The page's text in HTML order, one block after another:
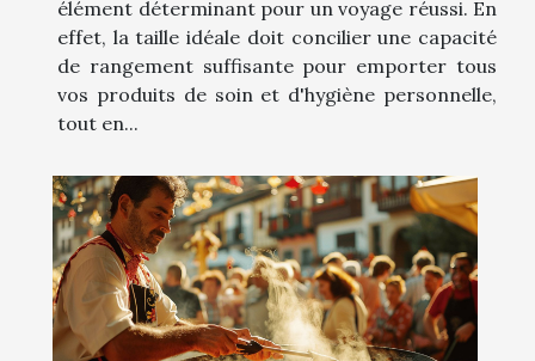
élément déterminant pour un voyage réussi. En
effet, la taille idéale doit concilier une capacité
de rangement suffisante pour emporter tous
vos produits de soin et d'hygiène personnelle,
tout en...